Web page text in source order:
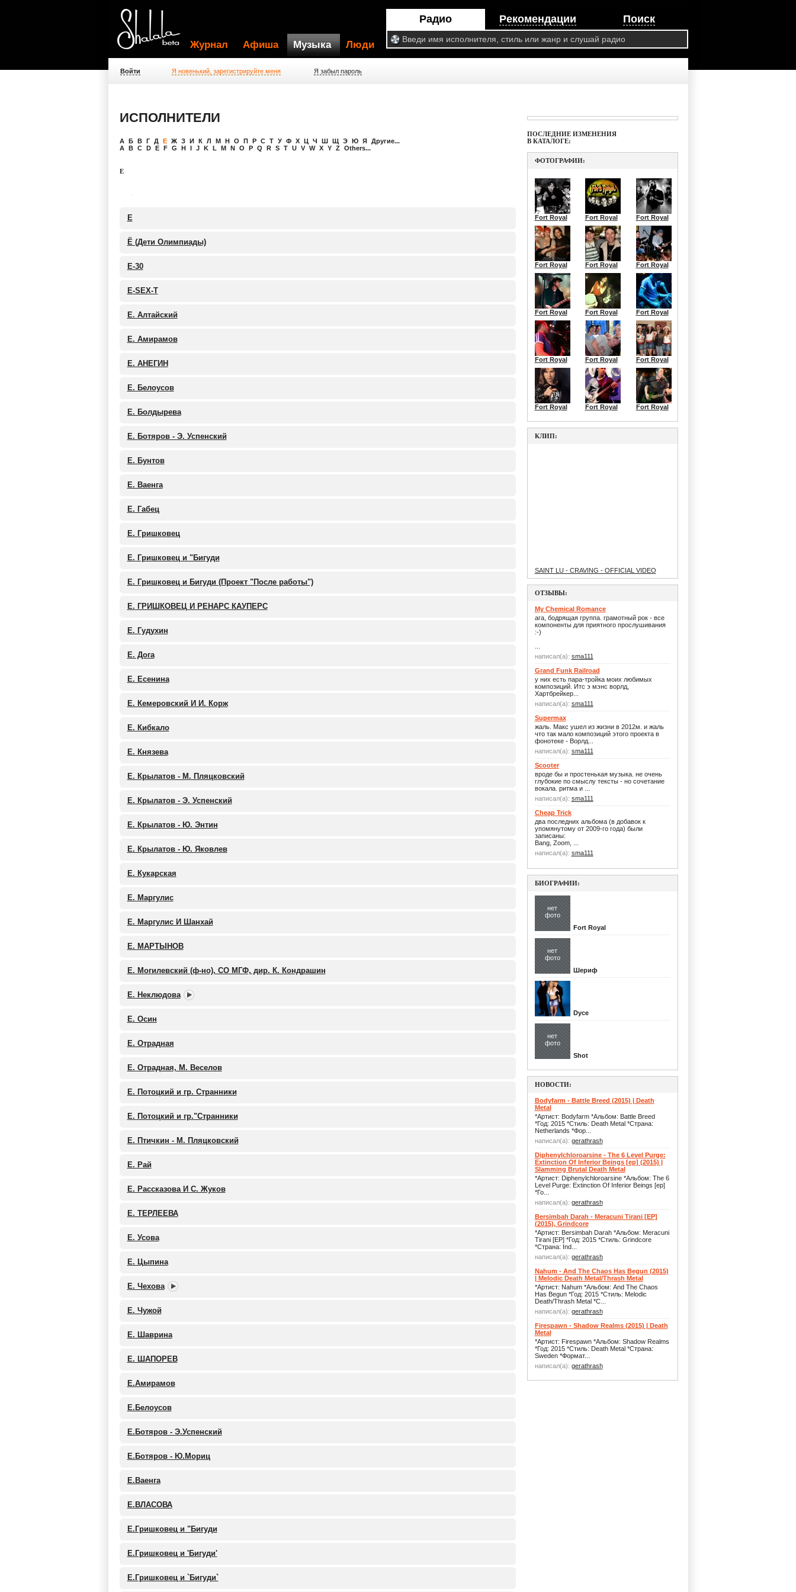
Радио Рекомендации Поиск
Журнал Афиша Музыка Люди
Войти Я новенький, зарегистрируйте меня Я забыл пароль
ИСПОЛНИТЕЛИ
A Б В Г Д Е Ж З И К Л М Н О П Р С Т У Ф Х Ц Ч Ш Щ Э Ю Я
Другие...
A
B C D E F G H I J K L M N O P Q R S T U V W X Y Z Others...
Е
Е
Ё (Дети Олимпиады)
Е-30
Е-SEX-T
Е. Алтайский
Е. Амирамов
Е. АНЕГИН
Е. Белоусов
Е. Болдырева
Е. Ботяров - Э. Успенский
Е. Бунтов
Е. Ваенга
Е. Габец
Е. Гришковец
Е. Гришковец и "Бигуди
Е. Гришковец и Бигуди (Проект "После работы")
Е. ГРИШКОВЕЦ И РЕНАРС КАУПЕРС
Е. Гудухин
Е. Дога
Е. Есенина
Е. Кемеровский И И. Корж
Е. Кибкало
Е. Князева
Е. Крылатов - М. Пляцковский
Е. Крылатов - Э. Успенский
Е. Крылатов - Ю. Энтин
Е. Крылатов - Ю. Яковлев
Е. Кукарская
Е. Маргулис
Е. Маргулис И Шанхай
Е. МАРТЫНОВ
Е. Могилевский (ф-но), СО МГФ, дир. К. Кондрашин
Е. Неклюдова
Е. Осин
Е. Отрадная
Е. Отрадная, М. Веселов
Е. Потоцкий и гр. Странники
Е. Потоцкий и гр."Странники
Е. Птичкин - М. Пляцковский
Е. Рай
Е. Рассказова И С. Жуков
Е. ТЕРЛЕЕВА
Е. Усова
Е. Цыпина
Е. Чехова
Е. Чужой
Е. Шаврина
Е. ШАПОРЕВ
Е.Амирамов
Е.Белоусов
Е.Ботяров - Э.Успенский
Е.Ботяров - Ю.Мориц
Е.Ваенга
Е.ВЛАСОВА
Е.Гришковец и "Бигуди
Е.Гришковец и 'Бигуди'
Е.Гришковец и `Бигуди`
ПОСЛЕДНИЕ ИЗМЕНЕНИЯ
В КАТАЛОГЕ:
ФОТОГРАФИИ:
Fort Royal Fort Royal Fort Royal
Fort Royal Fort Royal Fort Royal
Fort Royal Fort Royal Fort Royal
Fort Royal Fort Royal Fort Royal
Fort Royal Fort Royal Fort Royal
КЛИП:
SAINT LU - CRAVING - OFFICIAL VIDEO
ОТЗЫВЫ:
My Chemical Romance
ага, бодрящая группа. грамотный рок - все
компоненты для приятного прослушивания
:-)
написал(а): sma111
Grand Funk Railroad
у них есть пара-тройка моих любимых
композиций. Итс э мэнс ворлд,
Хартбрейкер...
написал(а): sma111
Supermax
жаль. Макс ушел из жизни в 2012м. и жаль
что так мало композиций этого проекта в
фонотеке - Ворлд...
написал(а): sma111
Scooter
вроде бы и простенькая музыка. не очень
глубокие по смыслу тексты - но сочетание
вокала. ритма и ...
написал(а): sma111
Cheap Trick
два последних альбома (в добавок к
упомянутому от 2009-го года) были
записаны:
Bang, Zoom, ...
написал(а): sma111
БИОГРАФИИ:
нет
фото
Fort Royal
нет
фото
Шериф
Dyce
нет
фото
Shot
НОВОСТИ:
Bodyfarm - Battle Breed (2015) | Death
Metal
*Артист: Bodyfarm *Альбом: Battle Breed
*Год: 2015 *Стиль: Death Metal *Страна:
Netherlands *Фор...
написал(а): gerathrash
Diphenylchloroarsine - The 6 Level Purge:
Extinction Of Inferior Beings [ep] (2015) |
Slamming Brutal Death Metal
*Артист: Diphenylchloroarsine *Альбом: The 6
Level Purge: Extinction Of Inferior Beings [ep]
*Го...
написал(а): gerathrash
Bersimbah Darah - Meracuni Tirani [EP]
(2015), Grindcore
*Артист: Bersimbah Darah *Альбом: Meracuni
Tirani [EP] *Год: 2015 *Стиль: Grindcore
*Страна: Ind...
написал(а): gerathrash
Nahum - And The Chaos Has Begun (2015)
| Melodic Death Metal/Thrash Metal
*Артист: Nahum *Альбом: And The Chaos
Has Begun *Год: 2015 *Стиль: Melodic
Death/Thrash Metal *С...
написал(а): gerathrash
Firespawn - Shadow Realms (2015) | Death
Metal
*Артист: Firespawn *Альбом: Shadow Realms
*Год: 2015 *Стиль: Death Metal *Страна:
Sweden *Формат...
написал(а): gerathrash